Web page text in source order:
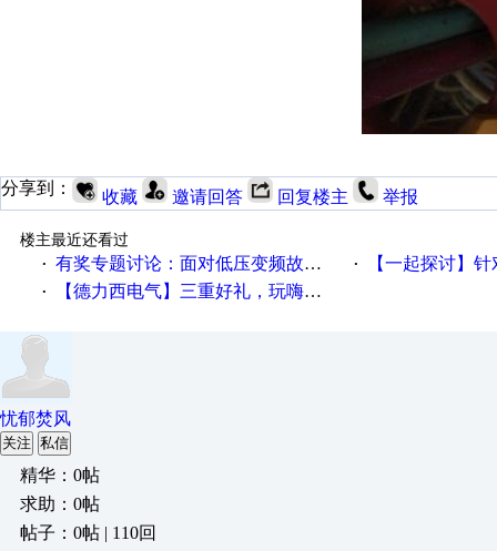
分享到： 收藏 邀请回答 回复楼主 举报
楼主最近还看过
· 有奖专题讨论：面对低压变频故障，老手是这样解决的！ · 【一起探讨】针对机床业的
· 【德力西电气】三重好礼，玩嗨夏日！
忧郁焚风
关注 私信
精华：0帖
求助：0帖
帖子：0帖 | 110回